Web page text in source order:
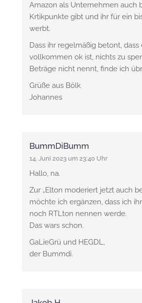
Amazon als Unternehmen auch
Krtikpunkte gibt und ihr für ein
werbt.
Dass ihr regelmäßig betont, dass
vollkommen ok ist, nichts zu
Beträge nicht nennt, finde ich
Grüße aus Bölk
Johannes
BummDiBumm
14. Juni 2023 um 23:40 Uhr
Hallo, na.
Zur „Elton moderiert jetzt auch
möchte ich ergänzen, dass ich
noch RTLton nennen werde.
Das wars schon.
GaLieGrü und HEGDL,
der Bummdi.